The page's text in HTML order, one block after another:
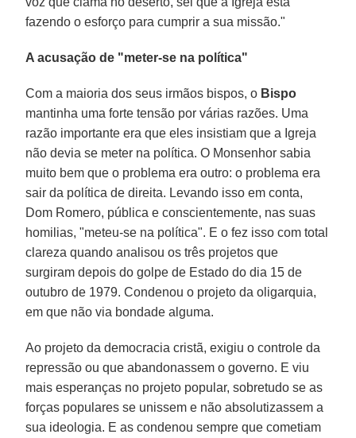
fazendo o esforço para cumprir a sua missão."
A acusação de "meter-se na política"
Com a maioria dos seus irmãos bispos, o Bispo
mantinha uma forte tensão por várias razões. Uma
razão importante era que eles insistiam que a Igreja
não devia se meter na política. O Monsenhor sabia
muito bem que o problema era outro: o problema era
sair da política de direita. Levando isso em conta,
Dom Romero, pública e conscientemente, nas suas
homilias, "meteu-se na política". E o fez isso com total
clareza quando analisou os três projetos que
surgiram depois do golpe de Estado do dia 15 de
outubro de 1979. Condenou o projeto da oligarquia,
em que não via bondade alguma.
Ao projeto da democracia cristã, exigiu o controle da
repressão ou que abandonassem o governo. E viu
mais esperanças no projeto popular, sobretudo se as
forças populares se unissem e não absolutizassem a
sua ideologia. E as condenou sempre que cometiam